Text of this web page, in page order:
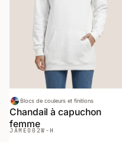
Blocs de couleurs et finitions
Chandail à capuchon
femme
JAMEO 02W-H